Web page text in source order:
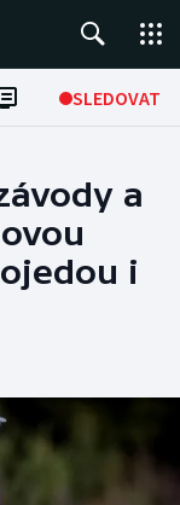
SLEDOVAT
a
i